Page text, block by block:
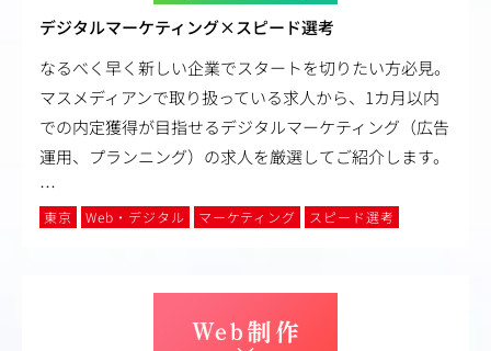
デジタルマーケティング×スピード選考
なるべく早く新しい企業でスタートを切りたい方必見。
マスメディアンで取り扱っている求人から、1カ月以内
での内定獲得が目指せるデジタルマーケティング（広告
運用、プランニング）の求人を厳選してご紹介します。
…
東京 Web・デジタル マーケティング スピード選考